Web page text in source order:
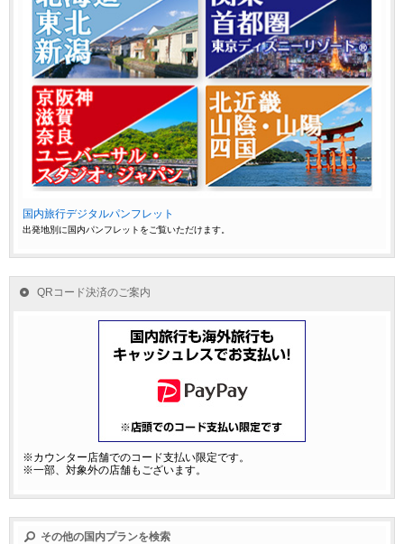
国内旅行デジタルパンフレット
出発地別に国内パンフレットをご覧いただけます。
QRコード決済のご案内
※カウンター店舗でのコード支払い限定です。
※一部、対象外の店舗もございます。
その他の国内プランを検索